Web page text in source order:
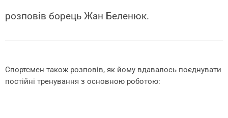
розповів борець Жан Беленюк.
Спортсмен також розповів, як йому вдавалось поєднувати
постійні тренування з основною роботою: